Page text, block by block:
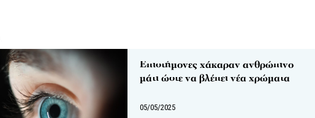
Eπιστήμονες χάκαραν ανθρώπινο
μάτι ώστε να βλέπει νέα χρώματα
05/05/2025